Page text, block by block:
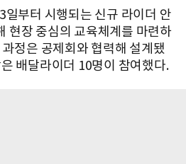
일부터 시행되는 신규 라이더 안
현장 중심의 교육체계를 마련하
정은 공제회와 협력해 설계됐
배달라이더 10명이 참여했다.